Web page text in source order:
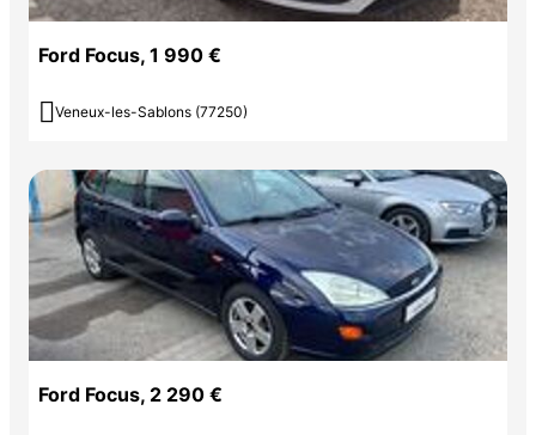
Ford Focus, 1 990 €
 Veneux-les-Sablons (77250)
Ford Focus, 2 290 €